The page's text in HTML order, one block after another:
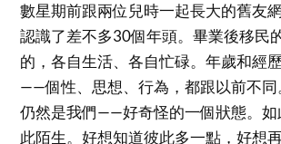
數星期前跟兩位兒時一起長大的舊友
認識了差不多30個年頭。畢業後移民
的，各自生活、各自忙碌。年歲和經
——個性、思想、行為，都跟以前不同
仍然是我們——好奇怪的一個狀態。如
此陌生。好想知道彼此多一點，好想